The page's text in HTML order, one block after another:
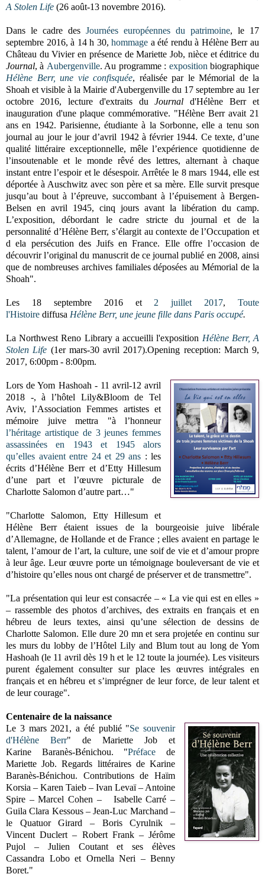
A Stolen Life (26 août-13 novembre 2016).
Dans le cadre des Journées européennes du patrimoine, le 17
septembre 2016, à 14 h 30,hommage a été renduà Hélène Berr au
Château du Vivier en présence de Mariette Job, nièce et éditrice du
Journal, à Aubergenville. Au programme : exposition biographique
Hélène Berr, une vie confisquée, réalisée par le Mémorial de la
Shoah et visible à la Mairie d'Aubergenville du 17 septembre au 1er
octobre 2016, lecture d'extraits duJournald'Hélène Berr et
inauguration d'une plaque commémorative. "Hélène Berr avait 21
ans en 1942. Parisienne, étudiante à la Sorbonne, elle a tenu son
journal au jour le jour d’avril 1942 à février 1944. Ce texte, d’une
qualité littéraire exceptionnelle, mêle l’expérience quotidienne de
l’insoutenable et le monde rêvé des lettres, alternant à chaque
instant entre l’espoir et le désespoir. Arrêtée le 8 mars 1944, elle est
déportée à Auschwitz avec son père et sa mère. Elle survit presque
jusqu’au bout à l’épreuve, succombant à l’épuisement à Bergen-
Belsen en avril 1945, cinq jours avant la libération du camp.
L’exposition, débordant le cadre stricte du journal et de la
personnalité d’Hélène Berr, s’élargit au contexte de l’Occupation et
d ela persécution des Juifs en France. Elle offre l’occasion de
découvrir l’original du manuscrit de ce journal publié en 2008, ainsi
que de nombreuses archives familiales déposées au Mémorial de la
Shoah".
Les 18 septembre 2016 et 2 juillet 2017, Toute
l'Histoire diffusa Hélène Berr, une jeune fille dans Paris occupé.
La Northwest Reno Library a accueilli l'exposition Hélène Berr, A
Stolen Life (1er mars-30 avril 2017).Opening reception: March 9,
2017, 6:00pm - 8:00pm.
Lors de Yom Hashoah - 11 avril-12 avril
2018 -, à l’hôtel Lily&Bloom de Tel
Aviv, l’Association Femmes artistes et
mémoire juive mettra "à l’honneur
l’héritage artistique de 3 jeunes femmes
assassinées en 1943 et 1945 alors
qu’elles avaient entre 24 et 29 ans : les
écrits d’Hélène Berr et d’Etty Hillesum
d’une part et l’œuvre picturale de
Charlotte Salomon d’autre part…"
"Charlotte Salomon, Etty Hillesum et
Hélène Berr étaient issues de la bourgeoisie juive libérale
d’Allemagne, de Hollande et de France ; elles avaient en partage le
talent, l’amour de l’art, la culture, une soif de vie et d’amour propre
à leur âge. Leur œuvre porte un témoignage bouleversant de vie et
d’histoire qu’elles nous ont chargé de préserver et de transmettre".
"La présentation qui leur est consacrée – « La vie qui est en elles »
– rassemble des photos d’archives, des extraits en français et en
hébreu de leurs textes, ainsi qu’une sélection de dessins de
Charlotte Salomon. Elle dure 20 mn et sera projetée en continu sur
les murs du lobby de l’Hôtel Lily and Blum tout au long de Yom
Hashoah (le 11 avril dès 19 h et le 12 toute la journée). Les visiteurs
purent également consulter sur place les œuvres intégrales en
français et en hébreu et s’imprégner de leur force, de leur talent et
de leur courage".
Centenaire de la naissance
Le 3 mars 2021, a été publié "Se souvenir
d'Hélène Berr" de Mariette Job et
Karine Baranès-Bénichou. "Préface de
Mariette Job. Regards littéraires de Karine
Baranès-Bénichou. Contributions de Haïm
Korsia – Karen Taieb – Ivan Levaï – Antoine
Spire – Marcel Cohen – Isabelle Carré –
Guila Clara Kessous – Jean-Luc Marchand –
le Quatuor Girard – Boris Cyrulnik –
Vincent Duclert – Robert Frank – Jérôme
Pujol – Julien Coutant et ses élèves
Cassandra Lobo et Ornella Neri – Benny
Boret."